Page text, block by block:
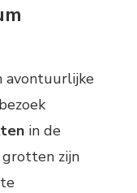
avontuurlijke
in de
grotten zijn